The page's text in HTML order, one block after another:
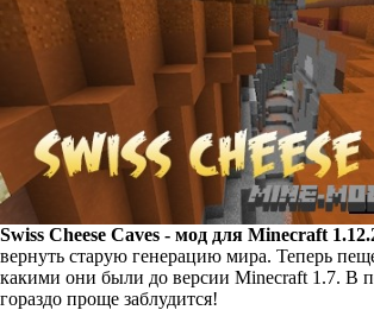
Swiss Cheese Caves - мод для Minecraft
вернуть старую генерацию мира. Теперь
какими они были до версии Minecraft 1.7. В
гораздо проще заблудится!